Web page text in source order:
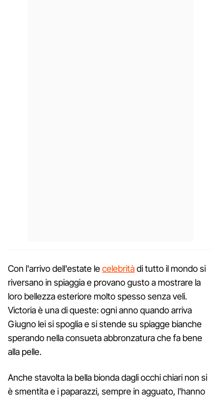
Con l'arrivo dell'estate lecelebritàdi tutto il mondo si
riversano in spiaggia e provano gusto a mostrare la
loro bellezza esteriore molto spesso senza veli.
Victoria è una di queste: ogni anno quando arriva
Giugno lei si spoglia e si stende su spiagge bianche
sperando nella consueta abbronzatura che fa bene
alla pelle.
Anche stavolta la bella bionda dagli occhi chiari non si
è smentita e i paparazzi, sempre in agguato, l'hanno